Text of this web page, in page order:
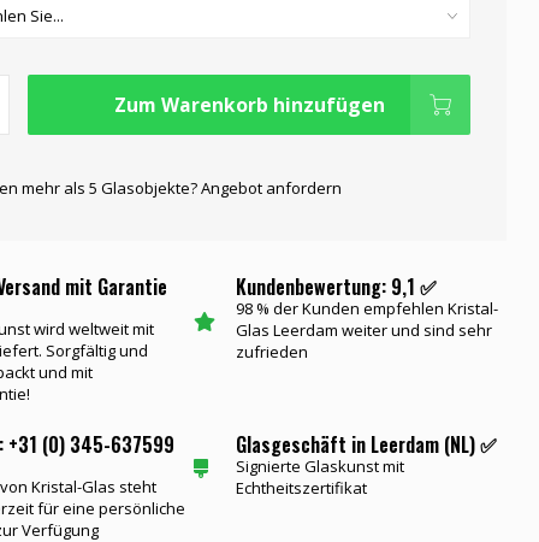
Zum Warenkorb hinzufügen
mehr als 5 Glasobjekte? Angebot anfordern
mit Garantie
wird weltweit mit
Sorgfältig und
und mit
Kundenbewertung: 9,1 ✅
98 % der Kunden empfehlen Kristal-
Glas Leerdam weiter und sind sehr
zufrieden
+31 (0) 345-637599
Kristal-Glas steht
für eine persönliche
Verfügung
Glasgeschäft in Leerdam (NL) ✅
Signierte Glaskunst mit
Echtheitszertifikat